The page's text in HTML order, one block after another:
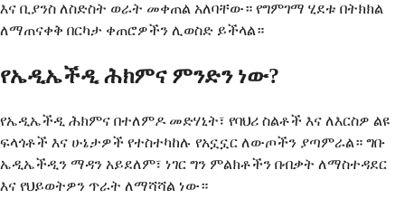
እና ቢያንስ ለስድስት ወራት መቀጠል አለባቸው። የግምገማ ሂደቱ በትክክል
ለማጠናቀቅ በርካታ ቀጠሮዎችን ሊወስድ ይችላል።
የኤዲኤችዲ ሕክምና ምንድን ነው?
የኤዲኤችዲ ሕክምና በተለምዶ መድሃኒት፣ የባህሪ ስልቶች እና ለእርስዎ ልዩ
ፍላጎቶች እና ሁኔታዎች የተስተካከሉ የአኗኗር ለውጦችን ያጣምራል። ግቡ
ኤዲኤችዲን ማዳን አይደለም፣ ነገር ግን ምልክቶችን በብቃት ለማስተዳደር
እና የህይወትዎን ጥራት ለማሻሻል ነው።